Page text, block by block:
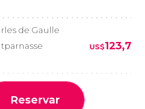
de Gaulle
US$123,7
Reservar